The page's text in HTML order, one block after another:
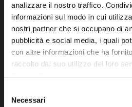
analizzare il nostro traffico.
informazioni sul modo in cui
nostri partner che si occupano di
pubblicità e social media, i quali
con altre informazioni che ha
raccolto dal suo utilizzo dei loro
delNecessari
Fondazione Collegio